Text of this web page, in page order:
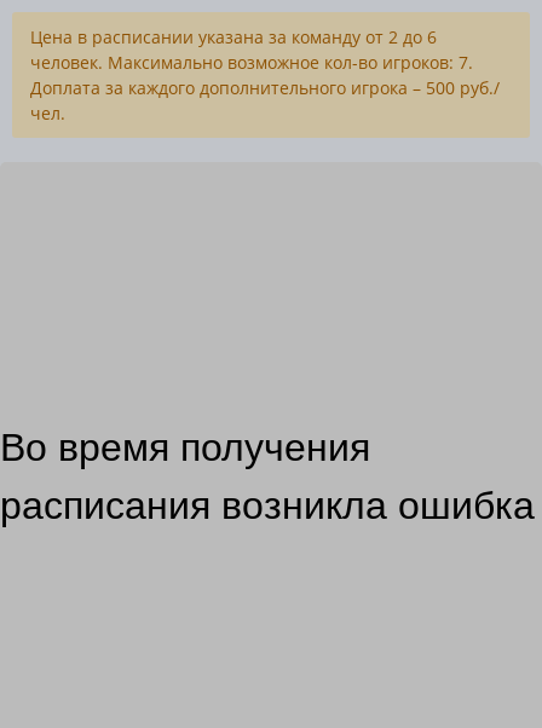
Цена в расписании указана за команду от 2 до 6
человек. Максимально возможное кол-во игроков: 7.
Доплата за каждого дополнительного игрока – 500 руб./
чел.
Во время получения
расписания возникла ошибка